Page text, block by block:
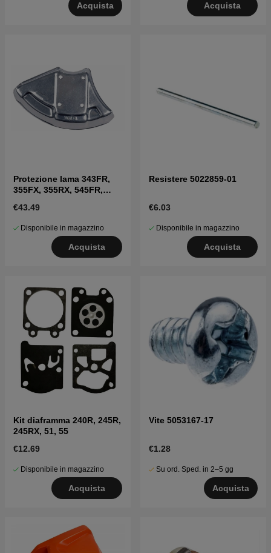
Acquista Acquista
Protezione lama 343FR,
355FX, 355RX, 545FR,
€43.49
Disponibile in magazzino
Acquista
Resistere 5022859-01
€6.03
Disponibile in magazzino
Acquista
Kit diaframma 240R, 245R,
245RX, 51, 55
€12.69
Disponibile in magazzino
Acquista
Vite 5053167-17
€1.28
Su ord. Sped. in 2–5 gg
Acquista